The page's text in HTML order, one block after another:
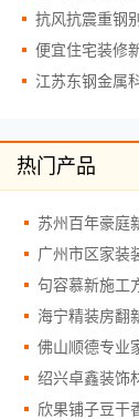
热门产品
广州市区家装
句容慕新施工
海宁精装房翻
欣果铺子豆干